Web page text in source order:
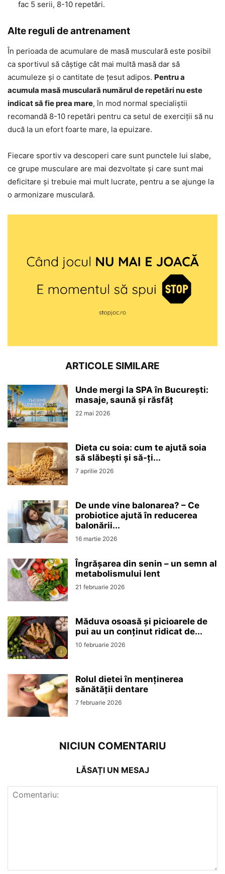
fac 5 serii, 8-10 repetări.
Alte reguli de antrenament
În perioada de acumulare de masă musculară este posibil
ca sportivul să câștige cât mai multă masă dar să
acumuleze și o cantitate de țesut adipos. Pentru a
acumula masă musculară numărul de repetări nu este
indicat să fie prea mare, în mod normal specialiștii
recomandă 8-10 repetări pentru ca setul de exerciții să nu
ducă la un efort foarte mare, la epuizare.
Fiecare sportiv va descoperi care sunt punctele lui slabe,
ce grupe musculare are mai dezvoltate și care sunt mai
deficitare și trebuie mai mult lucrate, pentru a se ajunge la
o armonizare musculară.
ARTICOLE SIMILARE
Unde mergi la SPA în București:
masaje, saună și răsfăț
22 mai 2026
Dieta cu soia: cum te ajută soia
să slăbești și să-ți...
7 aprilie 2026
De unde vine balonarea? – Ce
probiotice ajută în reducerea
balonării...
16 martie 2026
Îngrășarea din senin – un semn al
metabolismului lent
21 februarie 2026
Măduva osoasă și picioarele de
pui au un conținut ridicat de...
10 februarie 2026
Rolul dietei în menținerea
sănătății dentare
7 februarie 2026
NICIUN COMENTARIU
LĂSAȚI UN MESAJ